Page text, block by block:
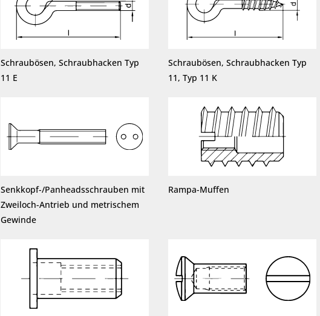
Schraubösen, Schraubhacken Typ
11 E
Schraubösen, Schraubhacken Typ
11, Typ 11 K
Senkkopf-/Panheadsschrauben mit
Zweiloch-Antrieb und metrischem
Gewinde
Rampa-Muffen